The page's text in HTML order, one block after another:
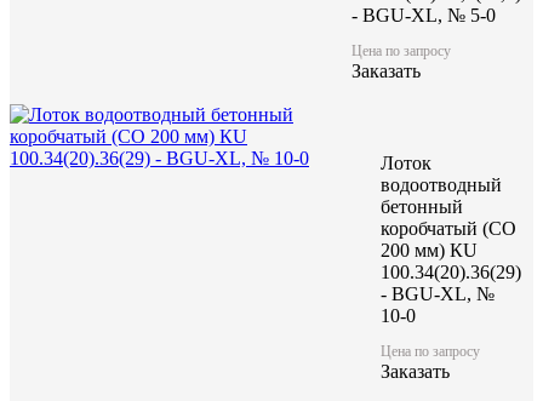
- BGU-XL, № 5-0
Цена по запросу
Заказать
Лоток
водоотводный
бетонный
коробчатый (CO
200 мм) КU
100.34(20).36(29)
- BGU-XL, №
10-0
Цена по запросу
Заказать